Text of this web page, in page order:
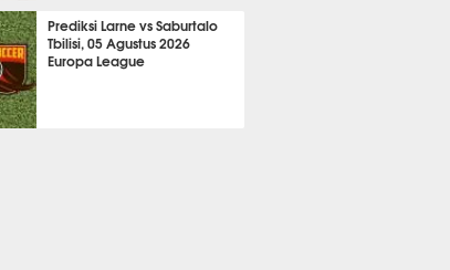
Prediksi Larne vs Saburtalo
Tbilisi, 05 Agustus 2026
Europa League